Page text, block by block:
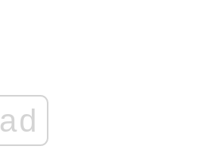
ad